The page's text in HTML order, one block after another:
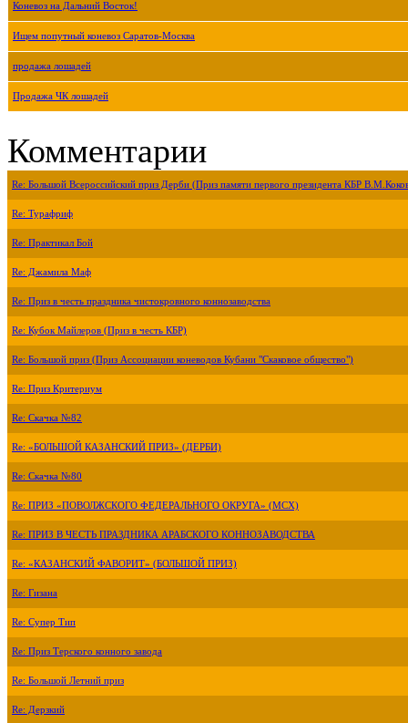
Коневоз на Дальний Восток!
Ищем попутный коневоз Саратов-Москва
продажа лошадей
Продажа ЧК лошадей
Комментарии
Re: Большой Всероссийский приз Дерби (Приз памяти первого президента КБР
Re: Турафриф
Re: Практикал Бой
Re: Джамила Маф
Re: Приз в честь праздника чистокровного коннозаводства
Re: Кубок Майлеров (Приз в честь КБР)
Re: Большой приз (Приз Ассоциации коневодов Кубани "Скаковое общество")
Re: Приз Критериум
Re: Скачка №82
Re: «БОЛЬШОЙ КАЗАНСКИЙ ПРИЗ» (ДЕРБИ)
Re: Скачка №80
Re: ПРИЗ «ПОВОЛЖСКОГО ФЕДЕРАЛЬНОГО ОКРУГА» (МСХ)
Re: ПРИЗ В ЧЕСТЬ ПРАЗДНИКА АРАБСКОГО КОННОЗАВОДСТВА
Re: «КАЗАНСКИЙ ФАВОРИТ» (БОЛЬШОЙ ПРИЗ)
Re: Гизана
Re: Супер Тип
Re: Приз Терского конного завода
Re: Большой Летний приз
Re: Дерзкий